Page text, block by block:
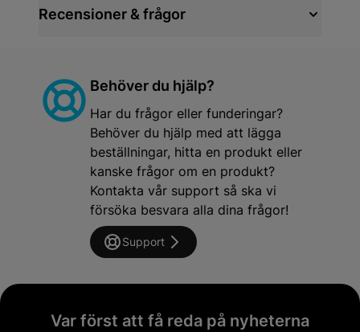
Recensioner & frågor
Behöver du hjälp?
Har du frågor eller funderingar?
Behöver du hjälp med att lägga
beställningar, hitta en produkt eller
kanske frågor om en produkt?
Kontakta vår support så ska vi
försöka besvara alla dina frågor!
Support
Var först att få reda på nyheterna